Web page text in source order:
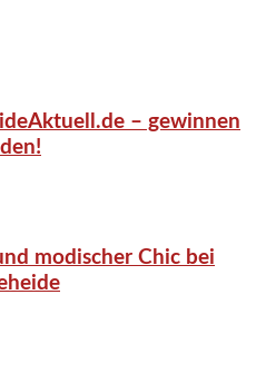
– gewinnen
modischer Chic bei